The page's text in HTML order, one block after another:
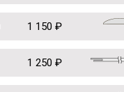
1 150 ₽
1 250 ₽